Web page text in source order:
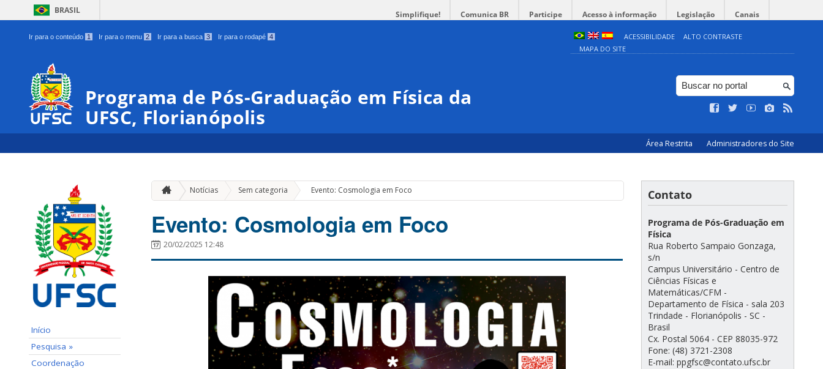
BRASIL Simplifique! Comunica BR Participe Acesso à informação Legislação Canais
Ir para o conteúdo 1 Ir para o menu 2 Ir para a busca 3 Ir para o rodapé 4 ACESSIBILIDADE
ALTO CONTRASTE
MAPA DO SITE
Programa de Pós-Graduação em Física da
UFSC, Florianópolis
Área Restrita Administradores do Site
Início
Pesquisa »
Coordenação
Notícias Sem categoria » Evento: Cosmologia em Foco
Evento: Cosmologia em Foco
20/02/2025 12:48
Contato
Programa de Pós-Graduação em
Física
Rua Roberto Sampaio Gonzaga,
s/n
Campus Universitário - Centro de
Ciências Físicas e
Matemáticas/CFM -
Departamento de Física - sala 203
Trindade - Florianópolis - SC -
Brasil
Cx. Postal 5064 - CEP 88035-972
Fone: (48) 3721-2308
E-mail: ppgfsc@contato.ufsc.br